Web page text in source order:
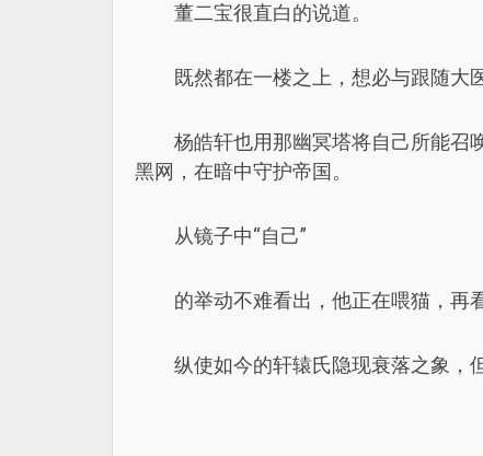
董二宝很直白的说道。
既然都在一楼之上，想必与跟随大
杨皓轩也用那幽冥塔将自己所能召
黑网，在暗中守护帝国。
从镜子中“自己”
的举动不难看出，他正在喂猫，再
纵使如今的轩辕氏隐现衰落之象，